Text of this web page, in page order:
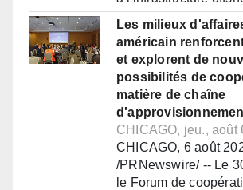
Les milieux
américain
et explorent de
possibilités de
matière de chaîne
CHICAGO, jeu., août
CHICAGO, 6 août
/PRNewswire/ -- Le
le Forum de